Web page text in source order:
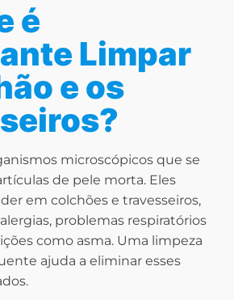
é
Limpar
e os
microscópicos que se
de pele morta. Eles
em colchões e travesseiros,
problemas respiratórios
como asma. Uma limpeza
ajuda a eliminar esses